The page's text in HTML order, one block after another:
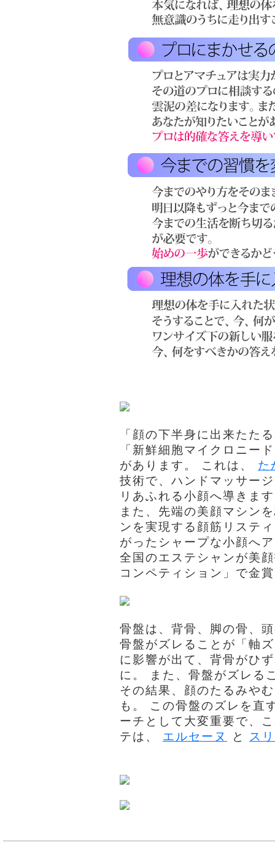
「顔の下半身に出来たた
「新鮮細胞マイクロニー
があります。 これは、 た
技術で、ハンドマッサー
リあふれる小顔へ導きま
また、先端の美顔マシン
ンを実現する顔筋リステ
がったシャープな小顔へ
全国のエステシャンが美
コンペティション」で金
骨盤は、背骨、脚の骨、
骨盤がズレることが「軸
に影響が出て、背骨がひ
に。 また、骨盤がズレる
その結果、顔のたるみや
も。 この骨盤のズレを直
ーチとして大変重要で、
テは、 エルセーヌ と ス